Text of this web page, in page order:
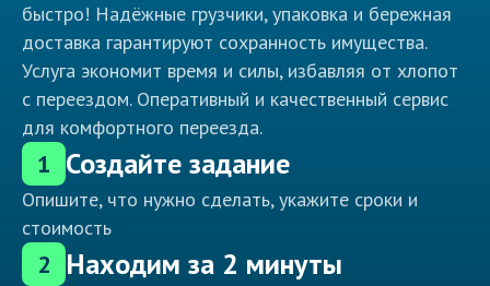
быстро! Надёжные грузчики, упаковка и бережная
доставка гарантируют сохранность имущества.
Услуга экономит время и силы, избавляя от хлопот
с переездом. Оперативный и качественный сервис
для комфортного переезда.
1 Создайте задание
Опишите, что нужно сделать, укажите сроки и
стоимость
2 Находим за 2 минуты